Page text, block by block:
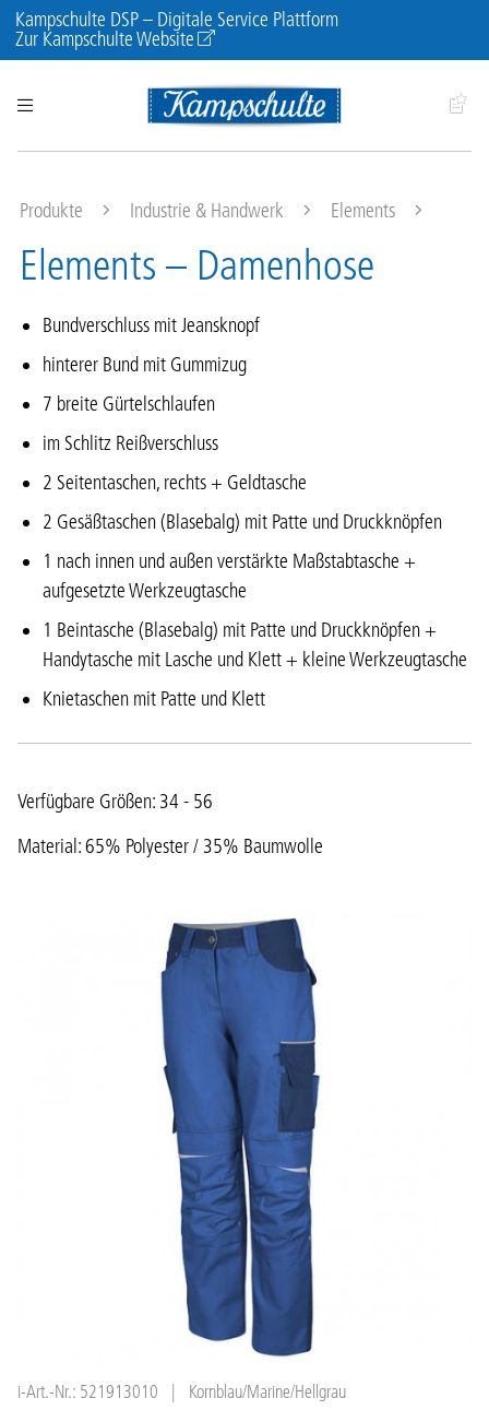
Kampschulte DSP – Digitale Service Plattform
Zur Kampschulte Website
Produkte Industrie & Handwerk Elements
Elements – Damenhose
i-Art.-Nr.: 521913010 Kornblau/Marine/Hellgrau
Bundverschluss mit Jeansknopf
hinterer Bund mit Gummizug
7 breite Gürtelschlaufen
im Schlitz Reißverschluss
2 Seitentaschen, rechts + Geldtasche
2 Gesäßtaschen (Blasebalg) mit Patte und Druckknöpfen
1 nach innen und außen verstärkte Maßstabtasche +
aufgesetzte Werkzeugtasche
1 Beintasche (Blasebalg) mit Patte und Druckknöpfen +
Handytasche mit Lasche und Klett + kleine Werkzeugtasche
Knietaschen mit Patte und Klett
Verfügbare Größen: 34 - 56
Material: 65% Polyester / 35% Baumwolle